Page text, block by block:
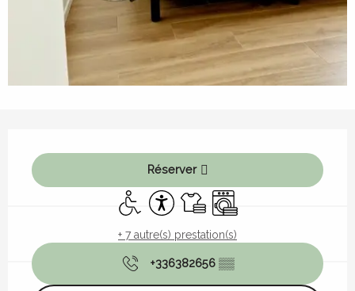
Réserver
Accès handicapés
Accessibilité
Draps et linge
Lave linge
+ 7 autre(s) prestation(s)
+336382656 ▒▒